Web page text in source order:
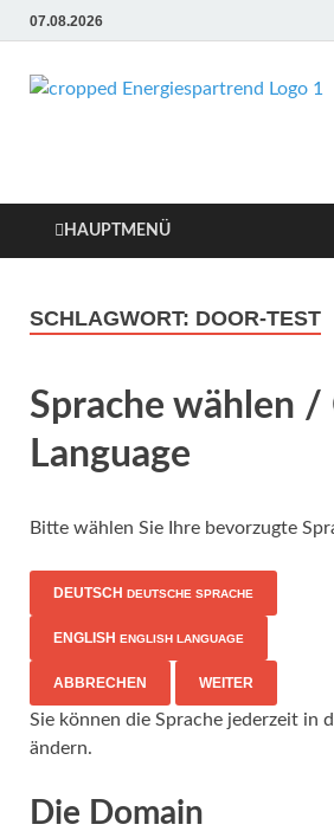
07.08.2026
HAUPTMENÜ
SCHLAGWORT: DOOR-TEST
Sprache wählen /
Language
Bitte wählen Sie Ihre bevorzugte
DEUTSCH DEUTSCHE SPRACHE
ENGLISH ENGLISH LANGUAGE
ABBRECHEN WEITER
Sie können die Sprache jederzeit in
ändern.
Die Domain